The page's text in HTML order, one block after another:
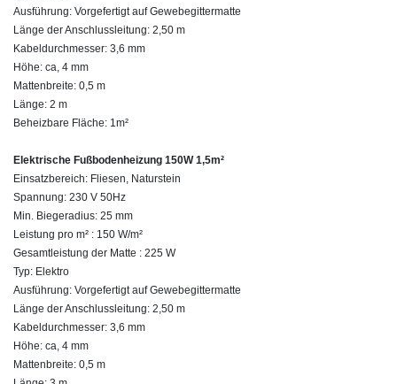
Ausführung: Vorgefertigt auf Gewebegittermatte
Länge der Anschlussleitung: 2,50 m
Kabeldurchmesser: 3,6 mm
Höhe: ca, 4 mm
Mattenbreite: 0,5 m
Länge: 2 m
Beheizbare Fläche: 1m²
Elektrische Fußbodenheizung 150W 1,5m²
Einsatzbereich: Fliesen, Naturstein
Spannung: 230 V 50Hz
Min. Biegeradius: 25 mm
Leistung pro m² : 150 W/m²
Gesamtleistung der Matte : 225 W
Typ: Elektro
Ausführung: Vorgefertigt auf Gewebegittermatte
Länge der Anschlussleitung: 2,50 m
Kabeldurchmesser: 3,6 mm
Höhe: ca, 4 mm
Mattenbreite: 0,5 m